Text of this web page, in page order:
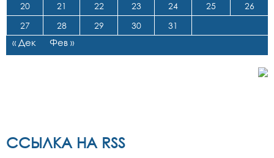
20
21 22 23 24 25
26
27
28 29 30 31
« Дек Фев »
ССЫЛКА НА RSS